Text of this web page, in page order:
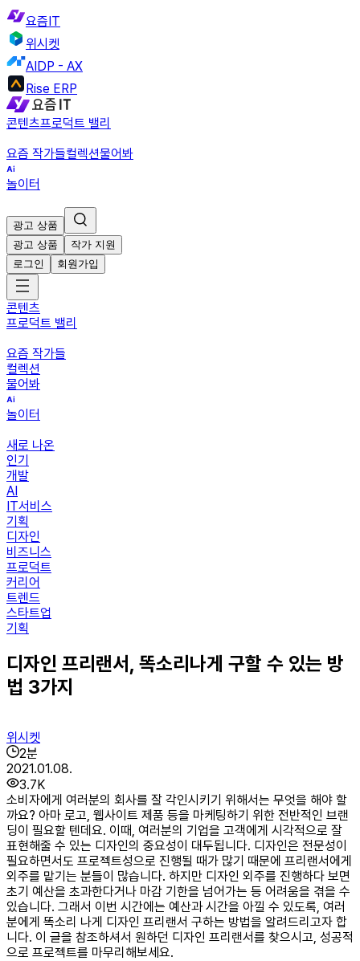
요즘IT
위시켓
AIDP - AX
Rise ERP
콘텐츠프로덕트 밸리
요즘 작가들컬렉션물어봐
놀이터
광고 상품
광고 상품
작가 지원
로그인
회원가입
콘텐츠
프로덕트 밸리
요즘 작가들
컬렉션
물어봐
놀이터
새로 나온
인기
개발
AI
IT서비스
기획
디자인
비즈니스
프로덕트
커리어
트렌드
스타트업
기획
디자인 프리랜서, 똑소리나게 구할 수 있는 방
법 3가지
위시켓
2분
2021.01.08.
3.7K
소비자에게 여러분의 회사를 잘 각인시키기 위해서는 무엇을 해야 할
까요? 아마 로고, 웹사이트 제품 등을 마케팅하기 위한 전반적인 브랜
딩이 필요할 텐데요. 이때, 여러분의 기업을 고객에게 시각적으로 잘
표현해줄 수 있는 디자인의 중요성이 대두됩니다. 디자인은 전문성이
필요하면서도 프로젝트성으로 진행될 때가 많기 때문에 프리랜서에게
외주를 맡기는 분들이 많습니다. 하지만 디자인 외주를 진행하다 보면
초기 예산을 초과한다거나 마감 기한을 넘어가는 등 어려움을 겪을 수
있습니다. 그래서 이번 시간에는 예산과 시간을 아낄 수 있도록, 여러
분에게 똑소리 나게 디자인 프리랜서 구하는 방법을 알려드리고자 합
니다. 이 글을 참조하셔서 원하던 디자인 프리랜서를 찾으시고, 성공적
으로 프로젝트를 마무리해보세요.